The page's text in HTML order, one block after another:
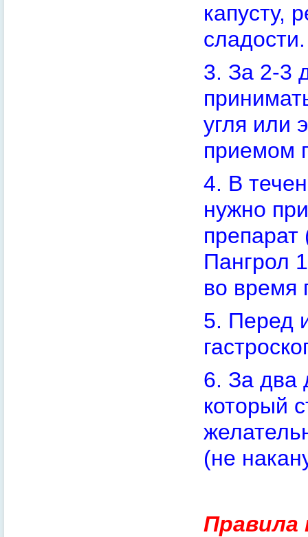
капусту,
сладости.
3. За 2-3
угля или
приемом
4. В
нужно
Пангрол
во время
5. Перед
6. За два
который
(не
Правила